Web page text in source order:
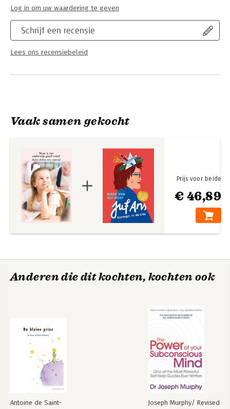
Schrijf een recensie
Lees ons recensiebeleid
Log in om uw waardering te geven
Vaak samen gekocht
€ 46,89
Prijs voor beide
Anderen die dit kochten, kochten ook
Antoine de Saint- Joseph Murphy/ Revised